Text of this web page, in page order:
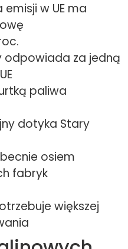
w UE ma
za jedną
paliwa
dotyka Stary
osiem
fabryk
większej